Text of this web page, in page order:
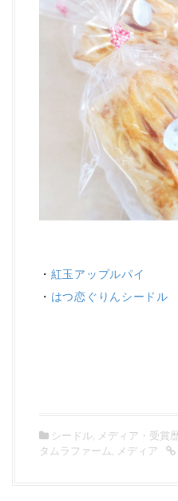
・ 紅玉アップルパイ
・ はつ恋ぐりんシードル
シードル, メディア・受賞
タムラファーム, メディア